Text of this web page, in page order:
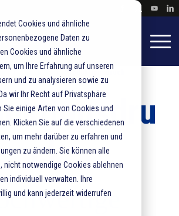
Cookies und ähnliche
Daten zu
Cookies und ähnliche
um Ihre Erfahrung auf unseren
und zu analysieren sowie zu
wir Ihr Recht auf Privatsphäre
Sie einige Arten von Cookies und
Klicken Sie auf die verschiedenen
um mehr darüber zu erfahren und
zu ändern. Sie können alle
nicht notwendige Cookies ablehnen
individuell verwalten. Ihre
und kann jederzeit widerrufen
Produktionsdruck
ck